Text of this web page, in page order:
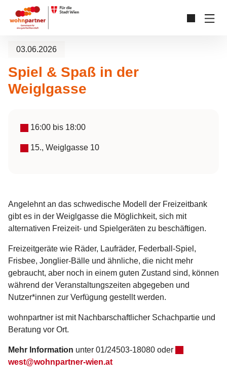
Zum Hauptinhalt springen
Skip to page footer
03.06.2026
Spiel & Spaß in der
Weiglgasse
16:00 bis 18:00
15., Weiglgasse 10
Angelehnt an das schwedische Modell der Freizeitbank
gibt es in der Weiglgasse die Möglichkeit, sich mit
alternativen Freizeit- und Spielgeräten zu beschäftigen.
Freizeitgeräte wie Räder, Laufräder, Federball-Spiel,
Frisbee, Jonglier-Bälle und ähnliche, die nicht mehr
gebraucht, aber noch in einem guten Zustand sind, können
während der Veranstaltungszeiten abgegeben und
Nutzer*innen zur Verfügung gestellt werden.
wohnpartner ist mit Nachbarschaftlicher Schachpartie und
Beratung vor Ort.
Mehr Information unter 01/24503-18080 oder
west@wohnpartner-wien.at